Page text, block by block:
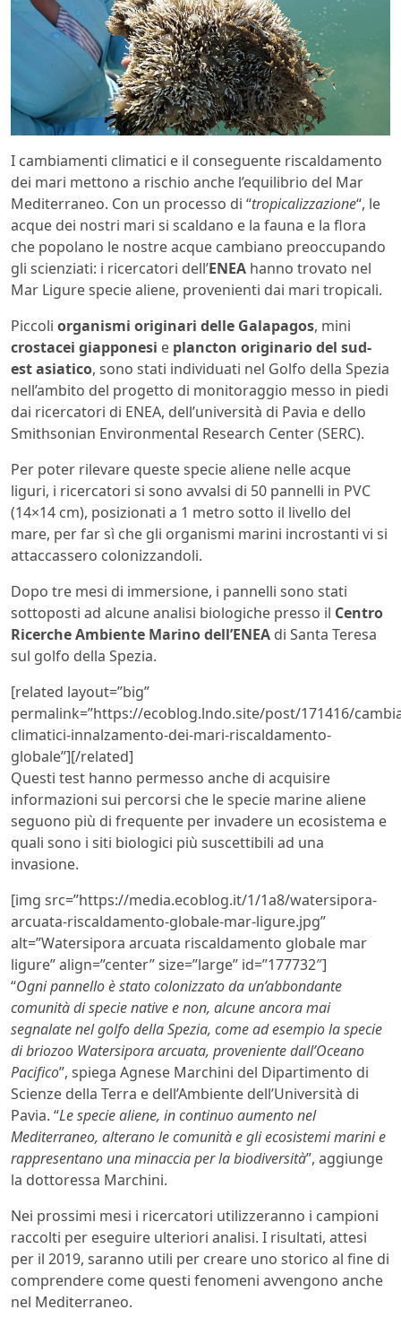
I cambiamenti climatici e il conseguente riscaldamento
dei mari mettono a rischio anche l’equilibrio del Mar
Mediterraneo. Con un processo di “tropicalizzazione“, le
acque dei nostri mari si scaldano e la fauna e la flora
che popolano le nostre acque cambiano preoccupando
gli scienziati: i ricercatori dell’ENEA hanno trovato nel
Mar Ligure specie aliene, provenienti dai mari tropicali.
Piccoli organismi originari delle Galapagos, mini
crostacei giapponesi e plancton originario del sud-
est asiatico, sono stati individuati nel Golfo della Spezia
nell’ambito del progetto di monitoraggio messo in piedi
dai ricercatori di ENEA, dell’università di Pavia e dello
Smithsonian Environmental Research Center (SERC).
Per poter rilevare queste specie aliene nelle acque
liguri, i ricercatori si sono avvalsi di 50 pannelli in PVC
(14×14 cm), posizionati a 1 metro sotto il livello del
mare, per far sì che gli organismi marini incrostanti vi si
attaccassero colonizzandoli.
Dopo tre mesi di immersione, i pannelli sono stati
sottoposti ad alcune analisi biologiche presso il Centro
Ricerche Ambiente Marino dell’ENEA di Santa Teresa
sul golfo della Spezia.
[related layout=”big”
permalink=”https://ecoblog.lndo.site/post/171416/
climatici-innalzamento-dei-mari-riscaldamento-
globale”][/related]
Questi test hanno permesso anche di acquisire
informazioni sui percorsi che le specie marine aliene
seguono più di frequente per invadere un ecosistema e
quali sono i siti biologici più suscettibili ad una
invasione.
[img src=”https://media.ecoblog.it/1/1a8/watersipora-
arcuata-riscaldamento-globale-mar-ligure.jpg”
alt=”Watersipora arcuata riscaldamento globale mar
ligure” align=”center” size=”large” id=”177732″]
“Ogni pannello è stato colonizzato da un’abbondante
comunità di specie native e non, alcune ancora mai
segnalate nel golfo della Spezia, come ad esempio la specie
di briozoo Watersipora arcuata, proveniente dall’Oceano
Pacifico”, spiega Agnese Marchini del Dipartimento di
Scienze della Terra e dell’Ambiente dell’Università di
Pavia. “Le specie aliene, in continuo aumento nel
Mediterraneo, alterano le comunità e gli ecosistemi marini e
rappresentano una minaccia per la biodiversità”, aggiunge
la dottoressa Marchini.
Nei prossimi mesi i ricercatori utilizzeranno i campioni
raccolti per eseguire ulteriori analisi. I risultati, attesi
per il 2019, saranno utili per creare uno storico al fine di
comprendere come questi fenomeni avvengono anche
nel Mediterraneo.